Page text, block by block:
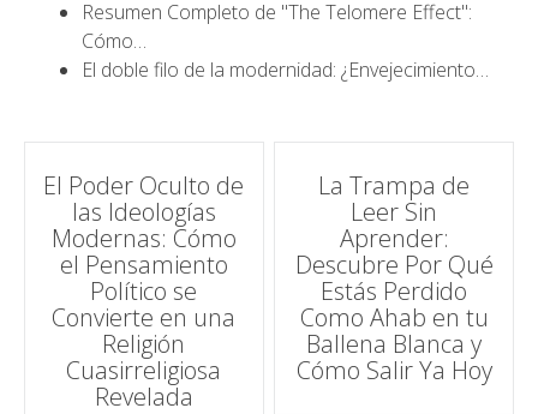
Resumen Completo de "The Telomere Effect":
Cómo…
El doble filo de la modernidad: ¿Envejecimiento…
Navegación
de
entradas
El Poder Oculto de
las Ideologías
Modernas: Cómo
el Pensamiento
Político se
Convierte en una
Religión
Cuasirreligiosa
Revelada
La Trampa de
Leer Sin
Aprender:
Descubre Por Qué
Estás Perdido
Como Ahab en tu
Ballena Blanca y
Cómo Salir Ya Hoy